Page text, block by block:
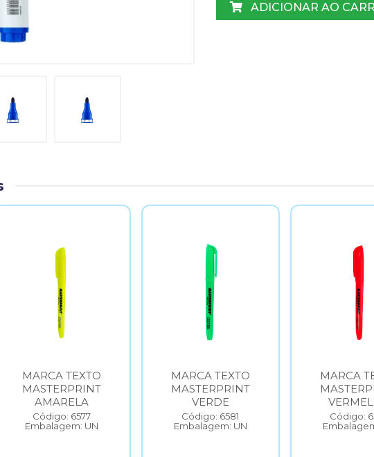
ADICIONAR AO
MARCA TEXTO
MASTERPRINT
AMARELA
Código: 6577
Embalagem: UN
MARCA TEXTO
MASTERPRINT
VERDE
Código: 6581
Embalagem: UN
MARCA
Código: